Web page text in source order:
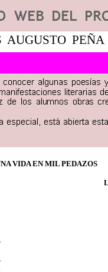
AUGUSTO PEÑA
VIDA EN MIL PEDAZOS